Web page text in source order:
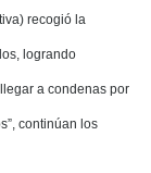
recogió la
logrando
a condenas por
continúan los